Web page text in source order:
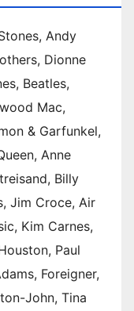
Andy
Dionne
Beatles,
Mac,
& Garfunkel,
Anne
Billy
Jim Croce, Air
Kim Carnes,
Paul
Foreigner,
John, Tina